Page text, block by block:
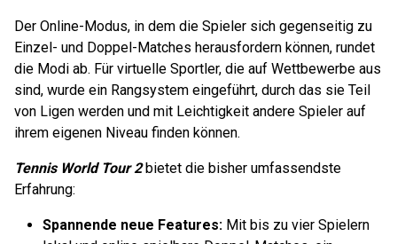
Der Online-Modus, in dem die Spieler sich gegenseitig zu
Einzel- und Doppel-Matches herausfordern können, rundet
die Modi ab. Für virtuelle Sportler, die auf Wettbewerbe aus
sind, wurde ein Rangsystem eingeführt, durch das sie Teil
von Ligen werden und mit Leichtigkeit andere Spieler auf
ihrem eigenen Niveau finden können.
Tennis World Tour 2bietet die bisher umfassendste
Erfahrung:
Spannende neue Features: Mit bis zu vier Spielern